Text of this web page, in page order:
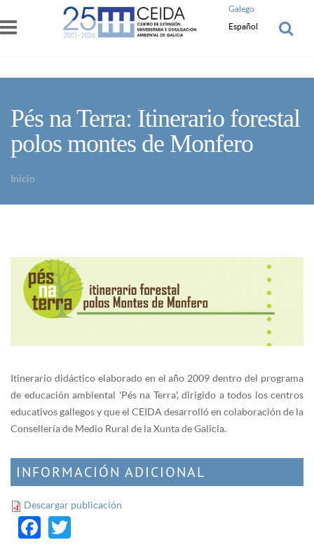
Pasar al contenido principal
Galego
Español
Pés na Terra: Itinerario forestal
polos montes de Monfero
Inicio
Itinerario didáctico elaborado en el año 2009 dentro del programa
de educación ambiental 'Pés na Terra', dirigido a todos los centros
educativos gallegos y que el CEIDA desarrolló en colaboración de la
Consellería de Medio Rural de la Xunta de Galicia.
INFORMACIÓN ADICIONAL
Descargar publicación
Facebook